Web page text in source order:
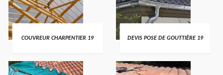
COUVREUR CHARPENTIER 19 DEVIS POSE DE GOUTTIÈRE 19